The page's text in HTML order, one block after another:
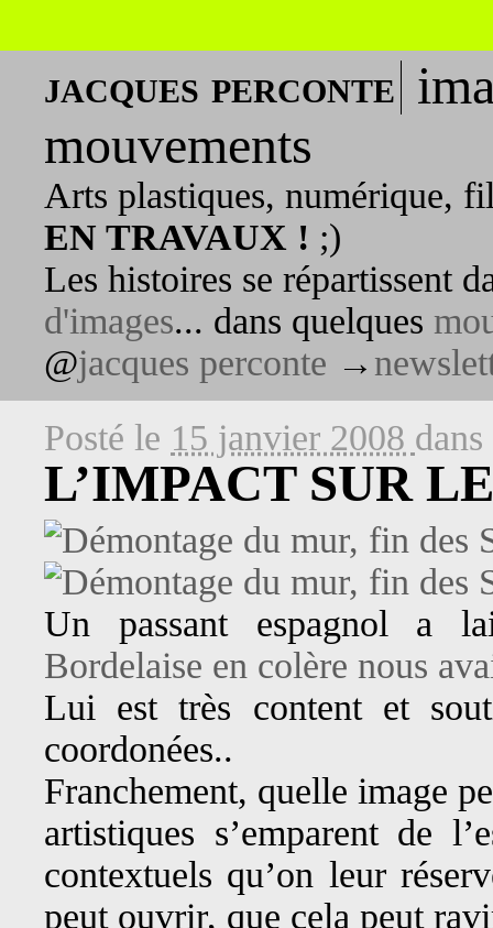
jacques perconte
mouvements
Arts plastiques, numérique,
EN TRAVAUX ! ;)
Les histoires se répartissent
d'images... dans quelques
@jacques perconte →
Posté le 15 janvier 2008 dans
L’IMPACT SUR
Un passant espagnol a
Bordelaise en colère nous
Lui est très content et
coordonées..
Franchement, quelle image
artistiques s’emparent de
contextuels qu’on leur
peut ouvrir, que cela peut